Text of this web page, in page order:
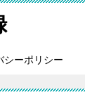
シーポリシー